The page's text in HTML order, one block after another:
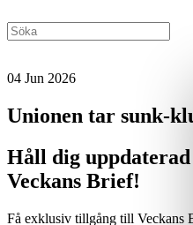
04 Jun 2026
Unionen tar sunk-
Håll dig uppdaterad
Veckans Brief!
Få exklusiv tillgång till Veckans